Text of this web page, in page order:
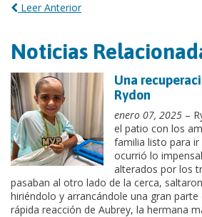
Leer Anterior
Noticias
Una
Rydon
enero 07, 2025 –
el patio con los
familia listo para ir
ocurrió lo
alterados por los
pasaban al otro lado de la cerca,
hiriéndolo y arrancándole una gran parte
rápida reacción de Aubrey, la hermana